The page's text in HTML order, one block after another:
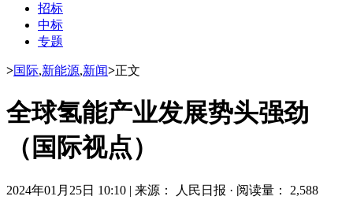
招标
中标
专题
>国际,新能源,新闻>正文
全球氢能产业发展势头强劲
（国际视点）
2024年01月25日 10:10 | 来源： 人民日报 · 阅读量： 2,588